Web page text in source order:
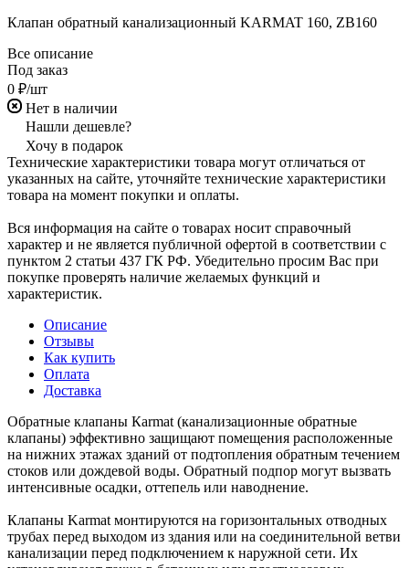
Клапан обратный канализационный KARMAT 160, ZB160
Все описание
Под заказ
0 ₽/шт
Нет в наличии
Нашли дешевле?
Хочу в подарок
Технические характеристики товара могут отличаться от
указанных на сайте, уточняйте технические характеристики
товара на момент покупки и оплаты.
Вся информация на сайте о товарах носит справочный
характер и не является публичной офертой в соответствии с
пунктом 2 статьи 437 ГК РФ. Убедительно просим Вас при
покупке проверять наличие желаемых функций и
характеристик.
Описание
Отзывы
Как купить
Оплата
Доставка
Обратные клапаны Кarmat (канализационные обратные
клапаны) эффективно защищают помещения расположенные
на нижних этажах зданий от подтопления обратным течением
стоков или дождевой воды. Обратный подпор могут вызвать
интенсивные осадки, оттепель или наводнение.
Клапаны Karmat монтируются на горизонтальных отводных
трубах перед выходом из здания или на соединительной ветви
канализации перед подключением к наружной сети. Их